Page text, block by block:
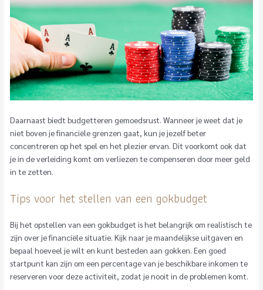
Daarnaast biedt budgetteren gemoedsrust. Wanneer je weet dat je
niet boven je financiële grenzen gaat, kun je jezelf beter
concentreren op het spel en het plezier ervan. Dit voorkomt ook dat
je in de verleiding komt om verliezen te compenseren door meer geld
in te zetten.
Tips voor het stellen van een gokbudget
Bij het opstellen van een gokbudget is het belangrijk om realistisch te
zijn over je financiële situatie. Kijk naar je maandelijkse uitgaven en
bepaal hoeveel je wilt en kunt besteden aan gokken. Een goed
startpunt kan zijn om een percentage van je beschikbare inkomen te
reserveren voor deze activiteit, zodat je nooit in de problemen komt.